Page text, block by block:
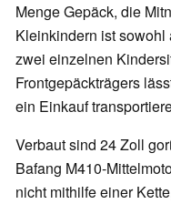
Menge Gepäck, die
Kleinkindern ist
zwei einzelnen
Frontgepäckträgers
ein Einkauf
Verbaut sind 24 Zoll
Bafang M410-
nicht mithilfe einer